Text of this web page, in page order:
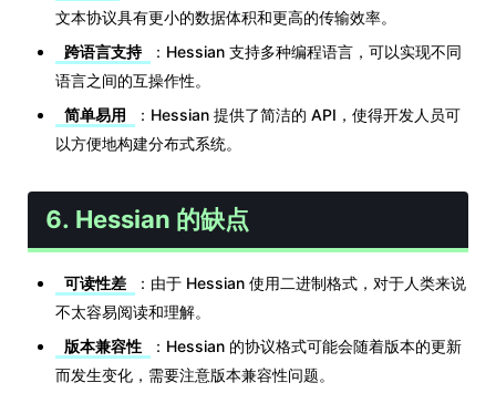
文本协议具有更小的数据体积和更高的传输效率。
跨语言支持
：Hessian 支持多种编程语言，可以实现不同
语言之间的互操作性。
简单易用
：Hessian 提供了简洁的 API，使得开发人员可
以方便地构建分布式系统。
6. Hessian 的缺点
可读性差
：由于 Hessian 使用二进制格式，对于人类来说
不太容易阅读和理解。
版本兼容性
：Hessian 的协议格式可能会随着版本的更新
而发生变化，需要注意版本兼容性问题。